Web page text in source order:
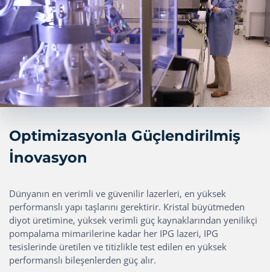
Optimizasyonla Güçlendirilmiş
İnovasyon
Dünyanın en verimli ve güvenilir lazerleri, en yüksek
performanslı yapı taşlarını gerektirir. Kristal büyütmeden
diyot üretimine, yüksek verimli güç kaynaklarından yenilikçi
pompalama mimarilerine kadar her IPG lazeri, IPG
tesislerinde üretilen ve titizlikle test edilen en yüksek
performanslı bileşenlerden güç alır.